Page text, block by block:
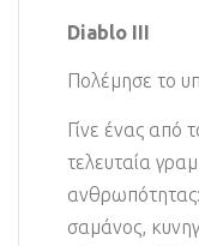
Diablo III
Πολέμησε το
Γίνε ένας από
τελευταία
σαμάνος,